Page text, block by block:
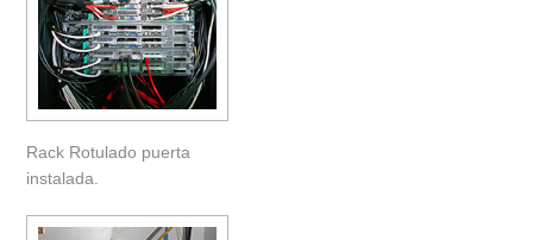
Rack Rotulado puerta
instalada.